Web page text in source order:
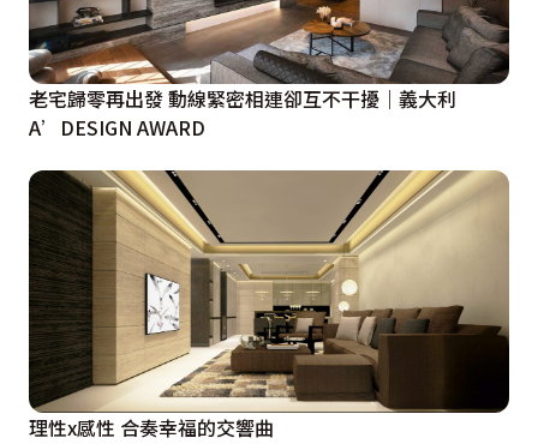
老宅歸零再出發 動線緊密相連卻互不干擾｜義大利
A’DESIGN AWARD
理性x感性 合奏幸福的交響曲